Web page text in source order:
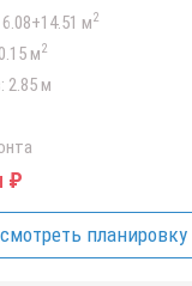
м2
м2
2.85 м
₽
планировку